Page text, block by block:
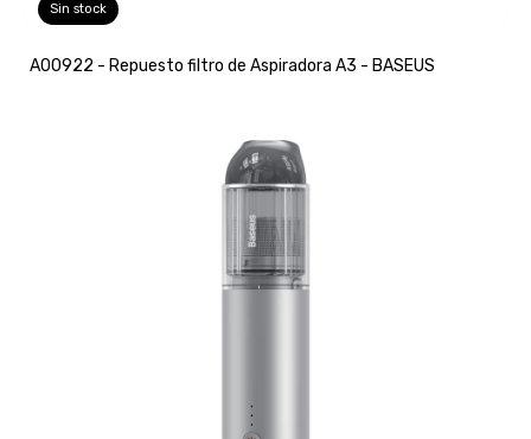
Sin stock
A00922 - Repuesto filtro de Aspiradora A3 - BASEUS